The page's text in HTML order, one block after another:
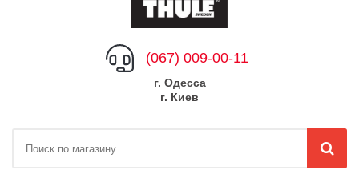
(067) 009-00-11
г. Одесса
г. Киев